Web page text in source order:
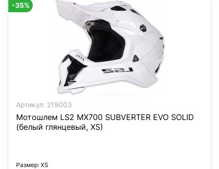
Артикул: 219003
Мотошлем LS2 MX700 SUBVERTER EVO SOLID
(белый глянцевый, XS)
Размер: XS
-35%